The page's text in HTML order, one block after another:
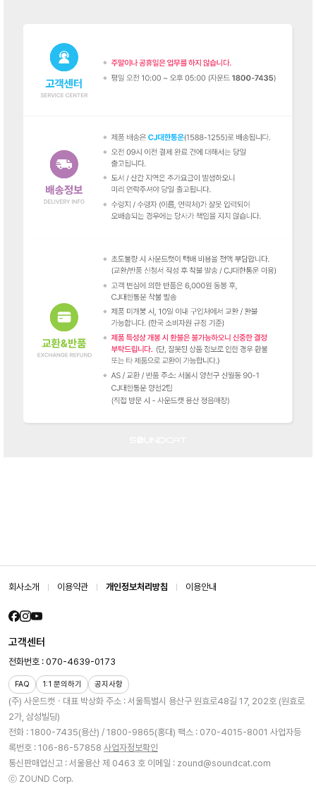
회사소개 이용약관 개인정보처리방침 이용안내
(주) 사운드캣ㆍ대표 박상화 주소 : 서울특별시 용산구 원효로48길 17, 202호 (원효로
2가, 삼성빌딩)
전화 : 1800-7435(용산) / 1800-9865(홍대) 팩스 : 070-4015-8001 사업자등
록번호 : 106-86-57858 사업자정보확인
통신판매업신고 : 서울용산 제 0463 호 이메일 : zound@soundcat.com
ⓒ ZOUND Corp.
고객센터
전화번호 : 070-4639-0173
FAQ 1:1 문의하기 공지사항